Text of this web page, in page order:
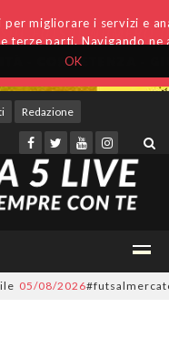
OK
migliorare i servizi e
terze parti. Navigando
Redazione
08/2026#futsalmercato,